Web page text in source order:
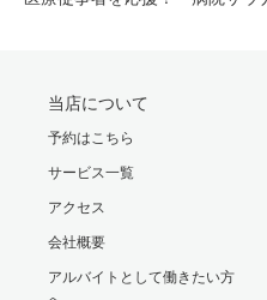
当店について
予約はこちら
サービス一覧
アクセス
会社概要
アルバイトとして働きたい方